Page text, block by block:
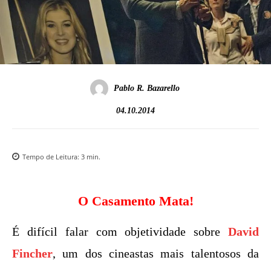
Pablo R. Bazarello
04.10.2014
Tempo de Leitura: 3 min.
O Casamento Mata!
É difícil falar com objetividade sobre David
Fincher, um dos cineastas mais talentosos da